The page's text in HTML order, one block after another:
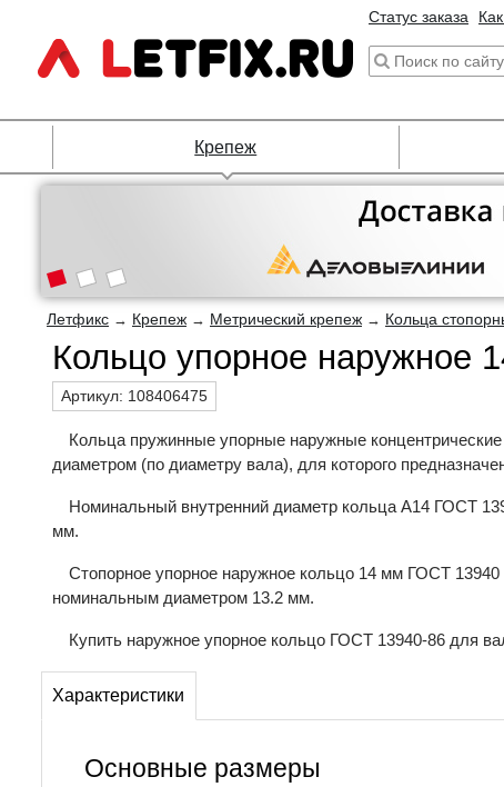
Статус заказа
Крепеж
Летфикс → Крепеж → Метрический крепеж → Кольца
Кольцо упорное наружное
Артикул: 108406475
Кольца пружинные упорные наружные
диаметром (по диаметру вала), для которого
Номинальный внутренний диаметр кольца А14 ГОСТ
мм.
Стопорное упорное наружное кольцо 14 мм ГОСТ 13940
номинальным диаметром 13.2 мм.
Купить наружное упорное кольцо ГОСТ 13940-86 для
Характеристики
Основные размеры